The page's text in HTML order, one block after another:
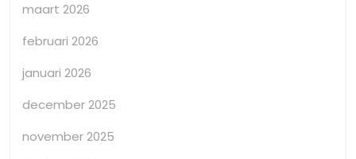
maart 2026
februari 2026
januari 2026
december 2025
november 2025